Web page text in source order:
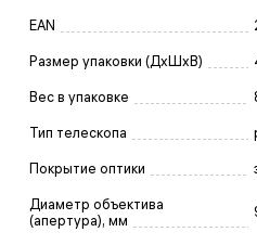
EAN
Размер упаковки (ДxШxВ)
Вес в упаковке
Тип телескопа
Покрытие оптики
Диаметр объектива
(апертура), мм